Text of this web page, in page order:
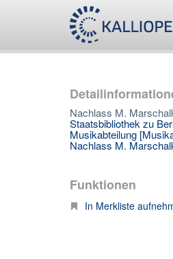
Nachlass M.
Staatsbibliothek zu
Musikabteilung
Nachlass M.
Funktionen
In Merkliste